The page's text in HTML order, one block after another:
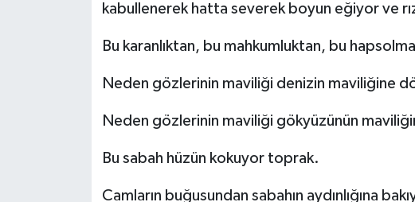
kabullenerek hatta severek boyun eğiyor ve
Bu karanlıktan, bu mahkumluktan, bu
Neden gözlerinin maviliği denizin maviliğine
Neden gözlerinin maviliği gökyüzünün
Bu sabah hüzün kokuyor toprak.
Camların buğusundan sabahın aydınlığına